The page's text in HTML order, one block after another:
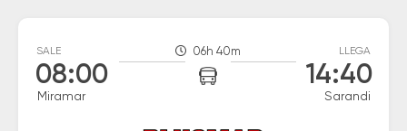
SALE
08:00
Miramar
06h 40m LLEGA
14:40
Sarandi